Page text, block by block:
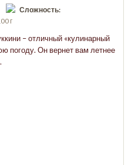
Сложность:
г
– отличный «кулинарный
погоду. Он вернет вам летнее